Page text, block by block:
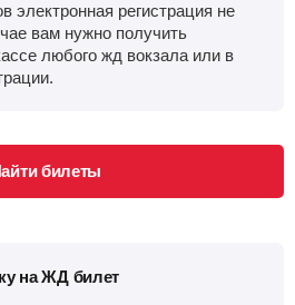
электронная регистрация не
вам нужно получить
любого жд вокзала или в
билеты
на ЖД билет